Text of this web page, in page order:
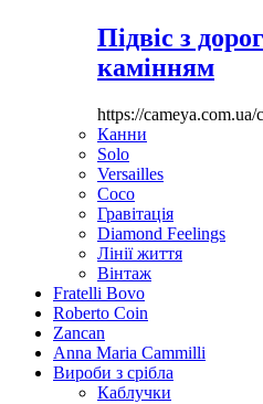
Підвіс з
камінням
https://
Канни
Solo
Versailles
Coco
Гравітація
Diamond Feelings
Лінії життя
Вінтаж
Fratelli Bovo
Roberto Coin
Zancan
Anna Maria Cammilli
Вироби з срібла
Каблучки